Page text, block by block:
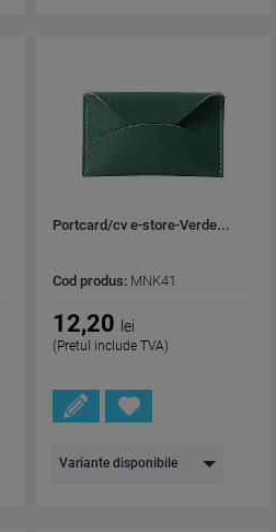
Portcard/cv e-store-Verde...
Cod produs: MNK41
12,20 lei
(Pretul include TVA)
Variante disponibile